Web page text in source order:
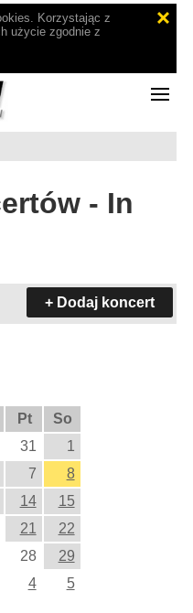
Korzystając z
użycie zgodnie z
- In
+ Dodaj koncert
Pt
So
31
1
7
8
14
15
21
22
28
29
4 5